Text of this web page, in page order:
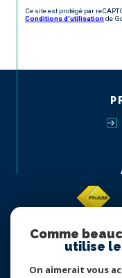
Ce site est protégé par
Conditions d'utilisationde
Comme
utilise
On aimerait vous